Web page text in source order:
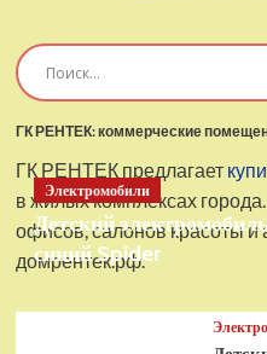
Arctis
ГК РЕНТЕК: коммерческие
ГК РЕНТЕК предлагает
в жилых комплексах
офисов, салонов красоты и
домрентек.рф.
Электромобили
Детский
синий Spider